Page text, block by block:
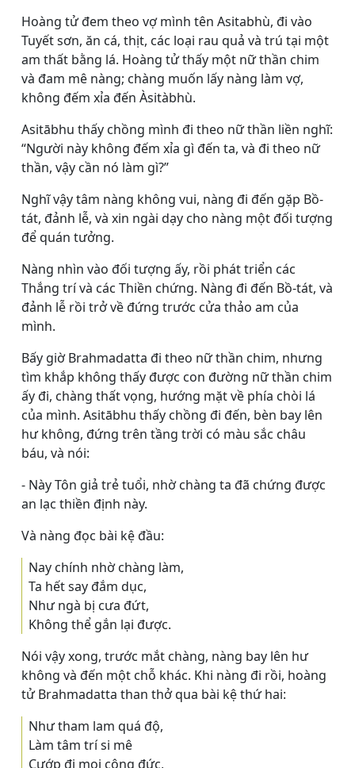
Hoàng tử đem theo vợ mình tên Asitabhù, đi vào
Tuyết sơn, ăn cá, thịt, các loại rau quả và trú tại một
am thất bằng lá. Hoàng tử thấy một nữ thần chim
và đam mê nàng; chàng muốn lấy nàng làm vợ,
không đếm xỉa đến Àsitàbhù.
Asitābhu thấy chồng mình đi theo nữ thần liền nghĩ:
“Người này không đếm xỉa gì đến ta, và đi theo nữ
thần, vậy cần nó làm gì?”
Nghĩ vậy tâm nàng không vui, nàng đi đến gặp Bồ-
tát, đảnh lễ, và xin ngài dạy cho nàng một đối tượng
để quán tưởng.
Nàng nhìn vào đối tượng ấy, rồi phát triển các
Thắng trí và các Thiền chứng. Nàng đi đến Bồ-tát, và
đảnh lễ rồi trở về đứng trước cửa thảo am của
mình.
Bấy giờ Brahmadatta đi theo nữ thần chim, nhưng
tìm khắp không thấy được con đường nữ thần chim
ấy đi, chàng thất vọng, hướng mặt về phía chòi lá
của mình. Asitābhu thấy chồng đi đến, bèn bay lên
hư không, đứng trên tầng trời có màu sắc châu
báu, và nói:
- Này Tôn giả trẻ tuổi, nhờ chàng ta đã chứng được
an lạc thiền định này.
Và nàng đọc bài kệ đầu:
Nay chính nhờ chàng làm,
Ta hết say đắm dục,
Như ngà bị cưa đứt,
Không thể gắn lại được.
Nói vậy xong, trước mắt chàng, nàng bay lên hư
không và đến một chỗ khác. Khi nàng đi rồi, hoàng
tử Brahmadatta than thở qua bài kệ thứ hai:
Như tham lam quá độ,
Làm tâm trí si mê
Cướp đi mọi công đức,